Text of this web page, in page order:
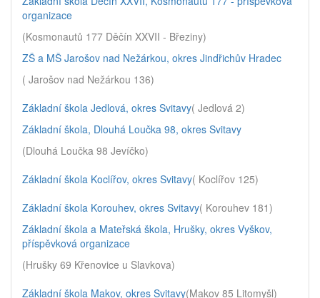
organizace
(Kosmonautů 177 Děčín XXVII - Březiny)
ZŠ a MŠ Jarošov nad Nežárkou, okres Jindřichův Hradec
( Jarošov nad Nežárkou 136)
Základní škola Jedlová, okres Svitavy( Jedlová 2)
Základní škola, Dlouhá Loučka 98, okres Svitavy
(Dlouhá Loučka 98 Jevíčko)
Základní škola Koclířov, okres Svitavy( Koclířov 125)
Základní škola Korouhev, okres Svitavy( Korouhev 181)
Základní škola a Mateřská škola, Hrušky, okres Vyškov,
příspěvková organizace
(Hrušky 69 Křenovice u Slavkova)
Základní škola Makov, okres Svitavy(Makov 85 Litomyšl)